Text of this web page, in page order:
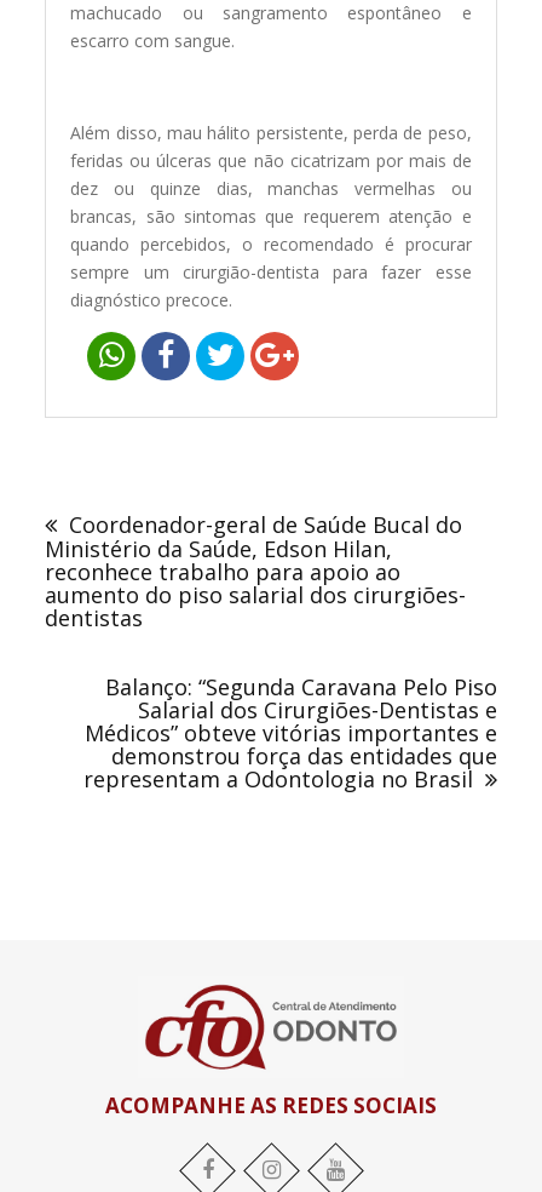
machucado ou sangramento espontâneo e
escarro com sangue.
Além disso, mau hálito persistente, perda de peso,
feridas ou úlceras que não cicatrizam por mais de
dez ou quinze dias, manchas vermelhas ou
brancas, são sintomas que requerem atenção e
quando percebidos, o recomendado é procurar
sempre um cirurgião-dentista para fazer esse
diagnóstico precoce.
de
PostCoordenador-geral de Saúde Bucal do
Ministério da Saúde, Edson Hilan,
reconhece trabalho para apoio ao
aumento do piso salarial dos cirurgiões-
dentistas
Balanço: “Segunda Caravana Pelo Piso
Salarial dos Cirurgiões-Dentistas e
Médicos” obteve vitórias importantes e
demonstrou força das entidades que
representam a Odontologia no Brasil
ACOMPANHE AS REDES SOCIAIS